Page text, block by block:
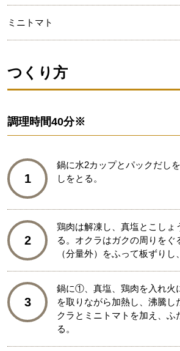
ミニトマト
つくり方
調理時間40分※
1
鍋に水2カップとパックだし
しをとる。
2
鶏肉は解凍し、真塩とこしょ
る。オクラはガクの周りをぐ
（分量外）をふって板ずりし
3
鍋に①、真塩、鶏肉を入れ火
を取りながら加熱し、沸騰し
クラとミニトマトを加え、ふ
る。